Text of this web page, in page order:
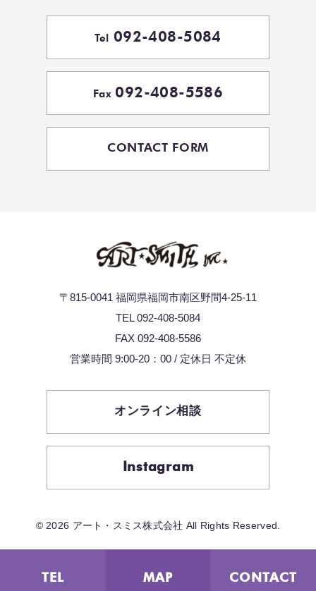
Tel 092-408-5084
Fax092-408-5586
CONTACT FORM
〒815-0041 福岡県福岡市南区野間4-25-11
TEL 092-408-5084
FAX 092-408-5586
営業時間 9:00-20：00 / 定休日 不定休
オンライン相談
Instagram
TEL MAP CONTACT
© 2026 アート・スミス株式会社 All Rights Reserved.